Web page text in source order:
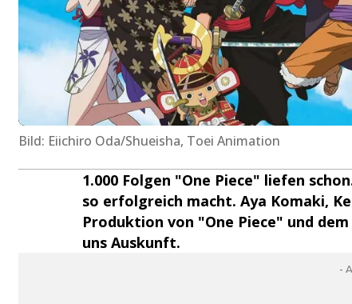
Bild: Eiichiro Oda/Shueisha, Toei Animation
1.000 Folgen "One Piece" liefen
so erfolgreich macht. Aya Komaki,
Produktion von "One Piece" und
uns Auskunft.
-